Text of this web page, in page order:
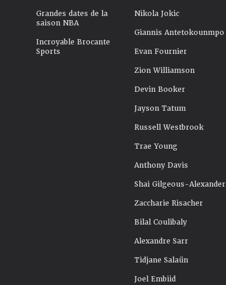
Grandes dates de la
saison NBA
Incroyable Brocante
Sports
Nikola Jokic
Giannis Antetokounmpo
Evan Fournier
Zion Williamson
Devin Booker
Jayson Tatum
Russell Westbrook
Trae Young
Anthony Davis
Shai Gilgeous-Alexander
Zaccharie Risacher
Bilal Coulibaly
Alexandre Sarr
Tidjane Salaün
Joel Embiid